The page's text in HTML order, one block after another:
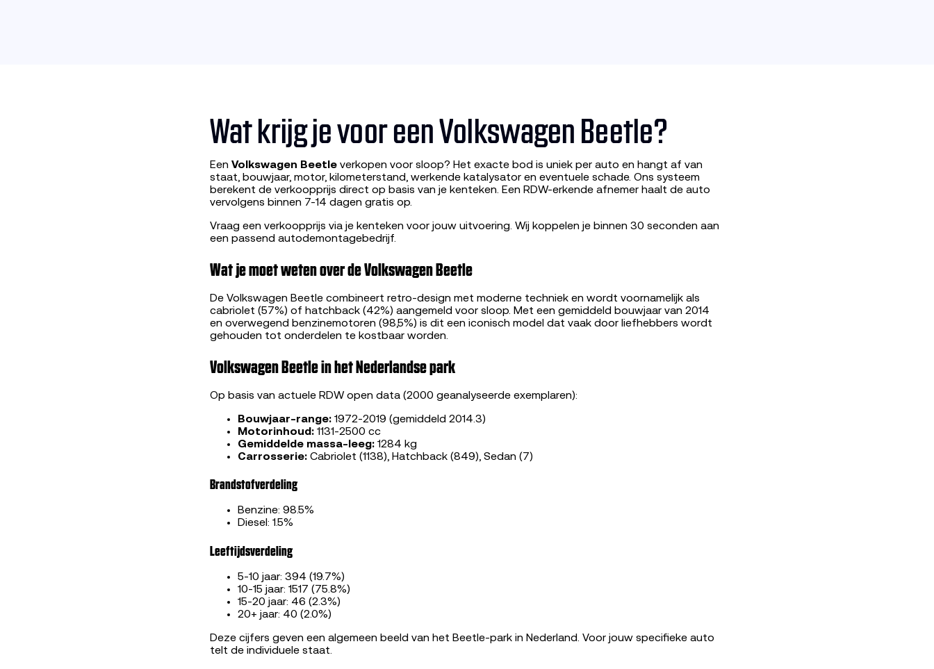
Wat krijg je voor een Volkswagen Beetle?
Een Volkswagen Beetle verkopen voor sloop? Het exacte bod is uniek per auto en hangt af van
staat, bouwjaar, motor, kilometerstand, werkende katalysator en eventuele schade. Ons systeem
berekent de verkoopprijs direct op basis van je kenteken. Een RDW-erkende afnemer haalt de auto
vervolgens binnen 7-14 dagen gratis op.
Vraag een verkoopprijs via je kenteken voor jouw uitvoering. Wij koppelen je binnen 30 seconden aan
een passend autodemontagebedrijf.
Wat je moet weten over de Volkswagen Beetle
De Volkswagen Beetle combineert retro-design met moderne techniek en wordt voornamelijk als
cabriolet (57%) of hatchback (42%) aangemeld voor sloop. Met een gemiddeld bouwjaar van 2014
en overwegend benzinemotoren (98,5%) is dit een iconisch model dat vaak door liefhebbers wordt
gehouden tot onderdelen te kostbaar worden.
Volkswagen Beetle in het Nederlandse park
Op basis van actuele RDW open data (2000 geanalyseerde exemplaren):
Bouwjaar-range: 1972-2019 (gemiddeld 2014.3)
Motorinhoud: 1131-2500 cc
Gemiddelde massa-leeg: 1284 kg
Carrosserie: Cabriolet (1138), Hatchback (849), Sedan (7)
Brandstofverdeling
Benzine: 98.5%
Diesel: 1.5%
Leeftijdsverdeling
5-10 jaar: 394 (19.7%)
10-15 jaar: 1517 (75.8%)
15-20 jaar: 46 (2.3%)
20+ jaar: 40 (2.0%)
Deze cijfers geven een algemeen beeld van het Beetle-park in Nederland. Voor jouw specifieke auto
telt de individuele staat.